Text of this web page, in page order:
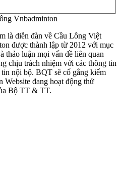
Vnbadminton
là diễn đàn về Cầu Lông Việt
được thành lập từ 2012 với mục
thảo luận mọi vấn đề liên quan
chịu trách nhiệm với các thông tin
nội bộ. BQT sẽ cố gắng kiểm
Website đang hoạt động thử
Bộ TT & TT.